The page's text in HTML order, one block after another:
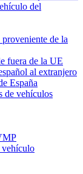
del
de la
fuera de la UE
al extranjero
España
de vehículos
vehículo